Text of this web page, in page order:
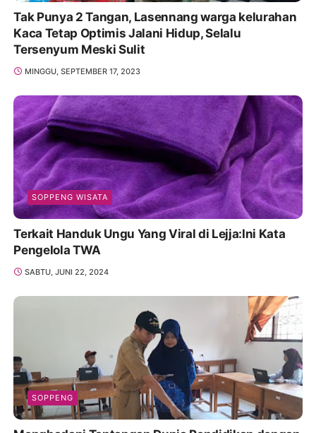
Tak Punya 2 Tangan, Lasennang warga kelurahan
Kaca Tetap Optimis Jalani Hidup, Selalu
Tersenyum Meski Sulit
MINGGU, SEPTEMBER 17, 2023
SOPPENG WISATA
Terkait Handuk Ungu Yang Viral di Lejja:Ini Kata
Pengelola TWA
SABTU, JUNI 22, 2024
SOPPENG